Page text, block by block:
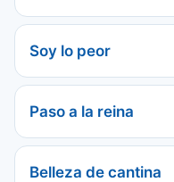
Soy lo peor
Paso a la reina
Belleza de cantina